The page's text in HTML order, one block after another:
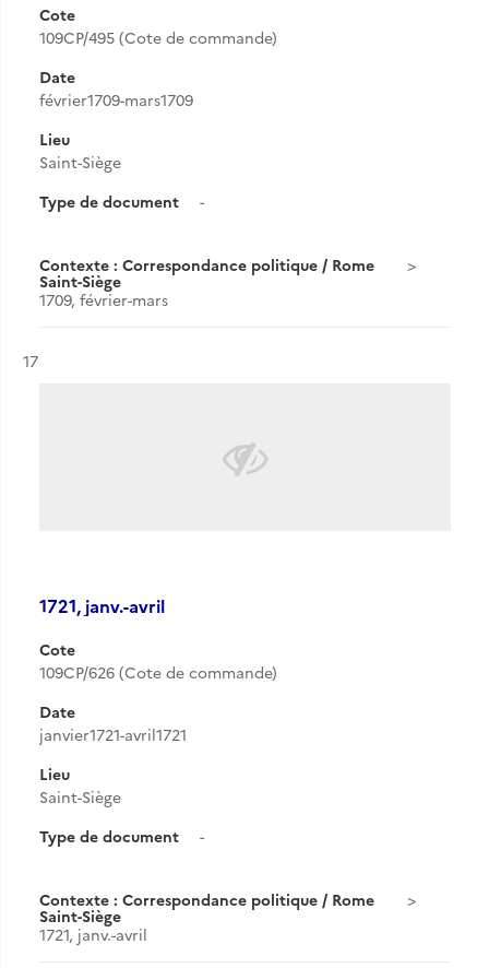
Cote
109CP/495 (Cote de commande)
Date
février1709-mars1709
Lieu
Saint-Siège
Type de document
-
Contexte : Correspondance politique / Rome
Saint-Siège
1709, février-mars
Résultat n°
17
1721, janv.-avril
Cote
109CP/626 (Cote de commande)
Date
janvier1721-avril1721
Lieu
Saint-Siège
Type de document
-
Contexte : Correspondance politique / Rome
Saint-Siège
1721, janv.-avril